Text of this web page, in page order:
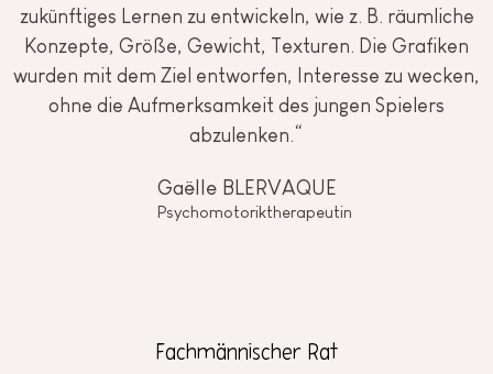
zukünftiges Lernen zu entwickeln, wie z. B. räumliche
Konzepte, Größe, Gewicht, Texturen. Die Grafiken
wurden mit dem Ziel entworfen, Interesse zu wecken,
ohne die Aufmerksamkeit des jungen Spielers
abzulenken.“
Gaëlle BLERVAQUE
Psychomotoriktherapeutin
Fachmännischer Rat